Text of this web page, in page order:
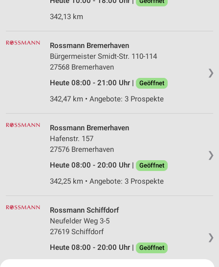
342,13 km
❯
Rossmann Bremerhaven
Bürgermeister Smidt-Str. 110-114
27568 Bremerhaven
Heute 08:00 - 21:00 Uhr |
Geöffnet
342,47 km • Angebote: 3 Prospekte
❯
Rossmann Bremerhaven
Hafenstr. 157
27576 Bremerhaven
Heute 08:00 - 20:00 Uhr |
Geöffnet
342,25 km • Angebote: 3 Prospekte
❯
Rossmann Schiffdorf
Neufelder Weg 3-5
27619 Schiffdorf
Heute 08:00 - 20:00 Uhr |
Geöffnet